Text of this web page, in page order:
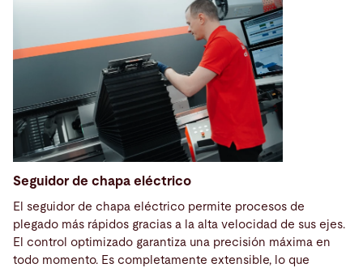
Seguidor de chapa eléctrico
El seguidor de chapa eléctrico permite procesos de
plegado más rápidos gracias a la alta velocidad de sus ejes.
El control optimizado garantiza una precisión máxima en
todo momento. Es completamente extensible, lo que